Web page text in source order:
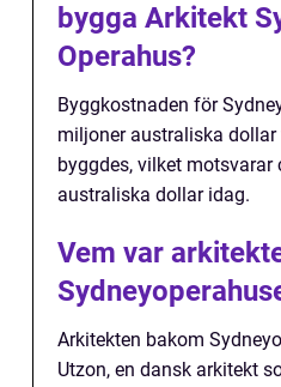
bygga Arkitekt
Operahus?
Byggkostnaden för
miljoner australiska
byggdes, vilket
australiska dollar idag.
Vem var
Arkitekten bakom
Utzon, en dansk arkitekt